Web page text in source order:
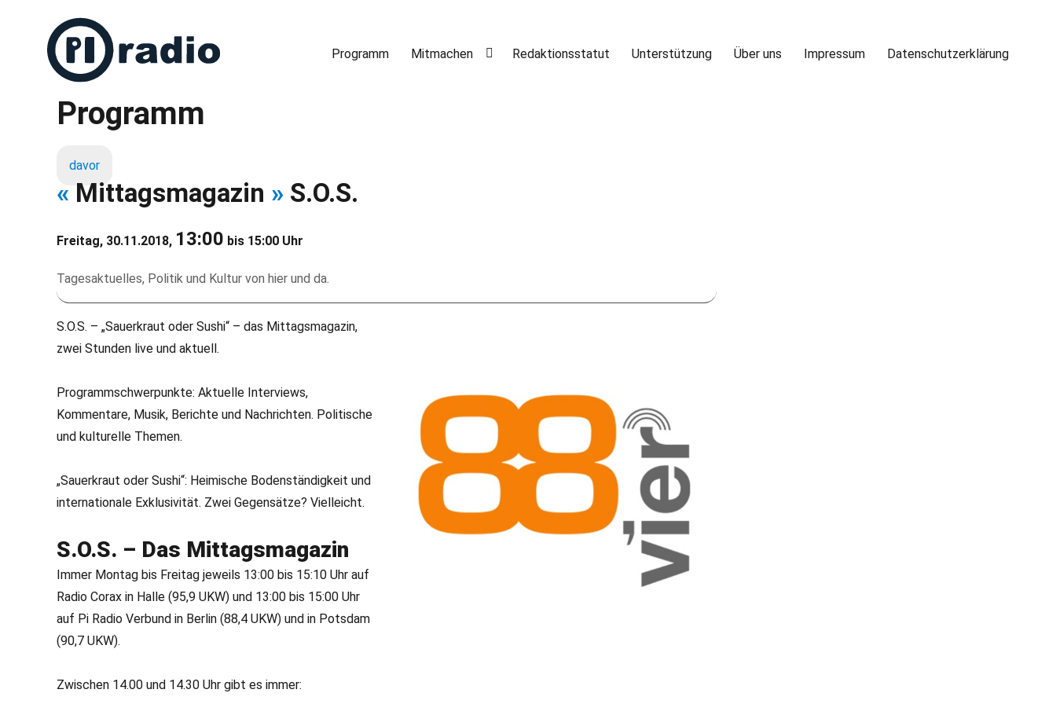
Freies Radio in Berlin
Programm Mitmachen Redaktionsstatut Unterstützung Über uns Impressum Datenschutzerklärung
Programm
davor
« Mittagsmagazin » S.O.S.
Freitag, 30.11.2018, 13:00 bis 15:00 Uhr
Tagesaktuelles, Politik und Kultur von hier und da.
S.O.S. – „Sauerkraut oder Sushi“ – das Mittagsmagazin,
zwei Stunden live und aktuell.
Programmschwerpunkte: Aktuelle Interviews,
Kommentare, Musik, Berichte und Nachrichten. Politische
und kulturelle Themen.
„Sauerkraut oder Sushi“: Heimische Bodenständigkeit und
internationale Exklusivität. Zwei Gegensätze? Vielleicht.
S.O.S. – Das Mittagsmagazin
Immer Montag bis Freitag jeweils 13:00 bis 15:10 Uhr auf
Radio Corax in Halle (95,9 UKW) und 13:00 bis 15:00 Uhr
auf Pi Radio Verbund in Berlin (88,4 UKW) und in Potsdam
(90,7 UKW).
Zwischen 14.00 und 14.30 Uhr gibt es immer: